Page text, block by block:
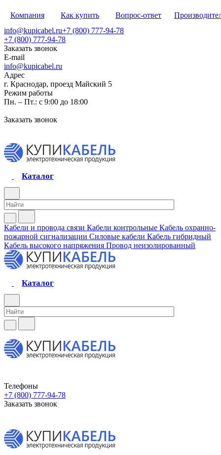
Компания Как купить Вопрос-ответ
info@kupicabel.ru+7 (800) 777-94-78
+7 (800) 777-94-78
Заказать звонок
E-mail
info@kupicabel.ru
Адрес
г. Краснодар, проезд Майский 5
Режим работы
Пн. – Пт.: с 9:00 до 18:00
Заказать звонок
Каталог
Кабели и провода связи Кабели контрольные Кабель охранно-
пожарной сигнализации Силовые кабели Кабель гибридный
Кабель высокого напряжения Провод неизолированный
Каталог
Телефоны
+7 (800) 777-94-78
Заказать звонок